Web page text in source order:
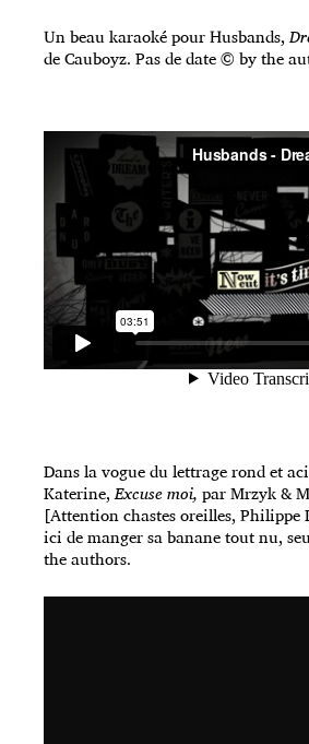
Un beau karaoké pour Husbands,
de Cauboyz. Pas de date © by the
Dans la vogue du lettrage rond et
Katerine,Excuse moi, par Mrzyk &
[Attention chastes oreilles, Philippe
ici de manger sa banane tout nu,
the authors.